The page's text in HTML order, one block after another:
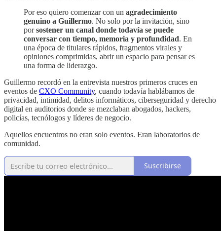
Por eso quiero comenzar con un agradecimiento
genuino a Guillermo. No solo por la invitación, sino
porsostener un canal donde todavía se puede
conversar con tiempo, memoria y profundidad. En
una época de titulares rápidos, fragmentos virales y
opiniones comprimidas, abrir un espacio para pensar es
una forma de liderazgo.
Guillermo recordó en la entrevista nuestros primeros cruces en
eventos de CXO Community, cuando todavía hablábamos de
privacidad, intimidad, delitos informáticos, ciberseguridad y derecho
digital en auditorios donde se mezclaban abogados, hackers,
policías, tecnólogos y líderes de negocio.
Aquellos encuentros no eran solo eventos. Eran laboratorios de
comunidad.
Suscribirse